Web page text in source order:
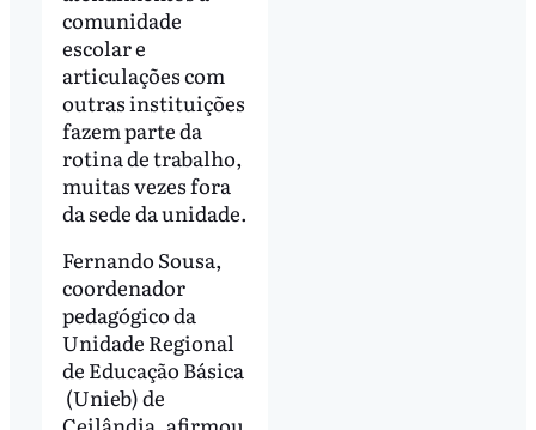
comunidade
escolar e
articulações com
outras instituições
fazem parte da
rotina de trabalho,
muitas vezes fora
da sede da unidade.
Fernando Sousa,
coordenador
pedagógico da
Unidade Regional
de Educação Básica
(Unieb) de